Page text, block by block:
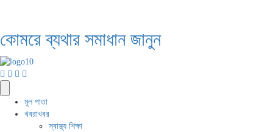
কোমরে ব্যথার সমাধান জানুন
মূল পাতা
খবরাখবর
স্বাস্থ্য শিক্ষা